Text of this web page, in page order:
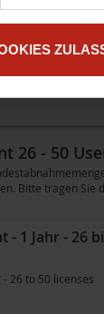
- 3 Jahre - 51
26 - 50
Bitte tragen Sie
- 1 Jahr - 26
26 to 50 licenses